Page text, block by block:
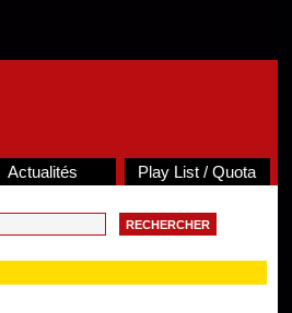
Actualités Play List / Quota